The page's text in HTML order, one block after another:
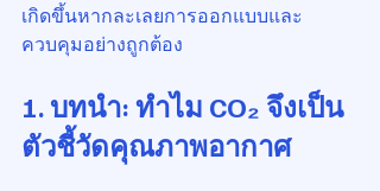
เกิดขึ้นหากละเลยการออกแบบและ
ควบคุมอย่างถูกต้อง
1. บทนำ: ทำไม CO₂ จึงเป็น
ตัวชี้วัดคุณภาพอากาศ